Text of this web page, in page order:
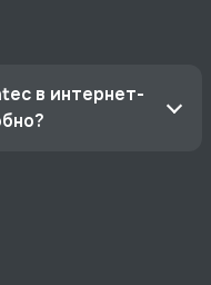
в интернет-